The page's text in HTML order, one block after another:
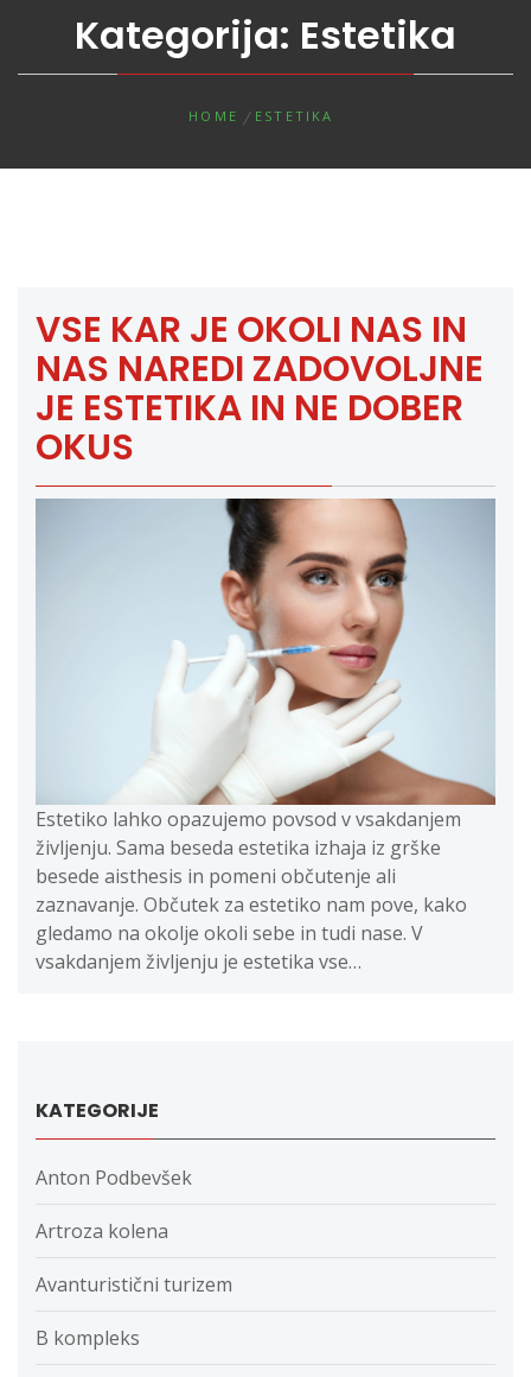
Kategorija: Estetika
HOME ESTETIKA
VSE KAR JE OKOLI NAS IN
NAS NAREDI ZADOVOLJNE
JE ESTETIKA IN NE DOBER
OKUS
Estetiko lahko opazujemo povsod v vsakdanjem
življenju. Sama beseda estetika izhaja iz grške
besede aisthesis in pomeni občutenje ali
zaznavanje. Občutek za estetiko nam pove, kako
gledamo na okolje okoli sebe in tudi nase. V
vsakdanjem življenju je estetika vse…
KATEGORIJE
Anton Podbevšek
Artroza kolena
Avanturistični turizem
B kompleks